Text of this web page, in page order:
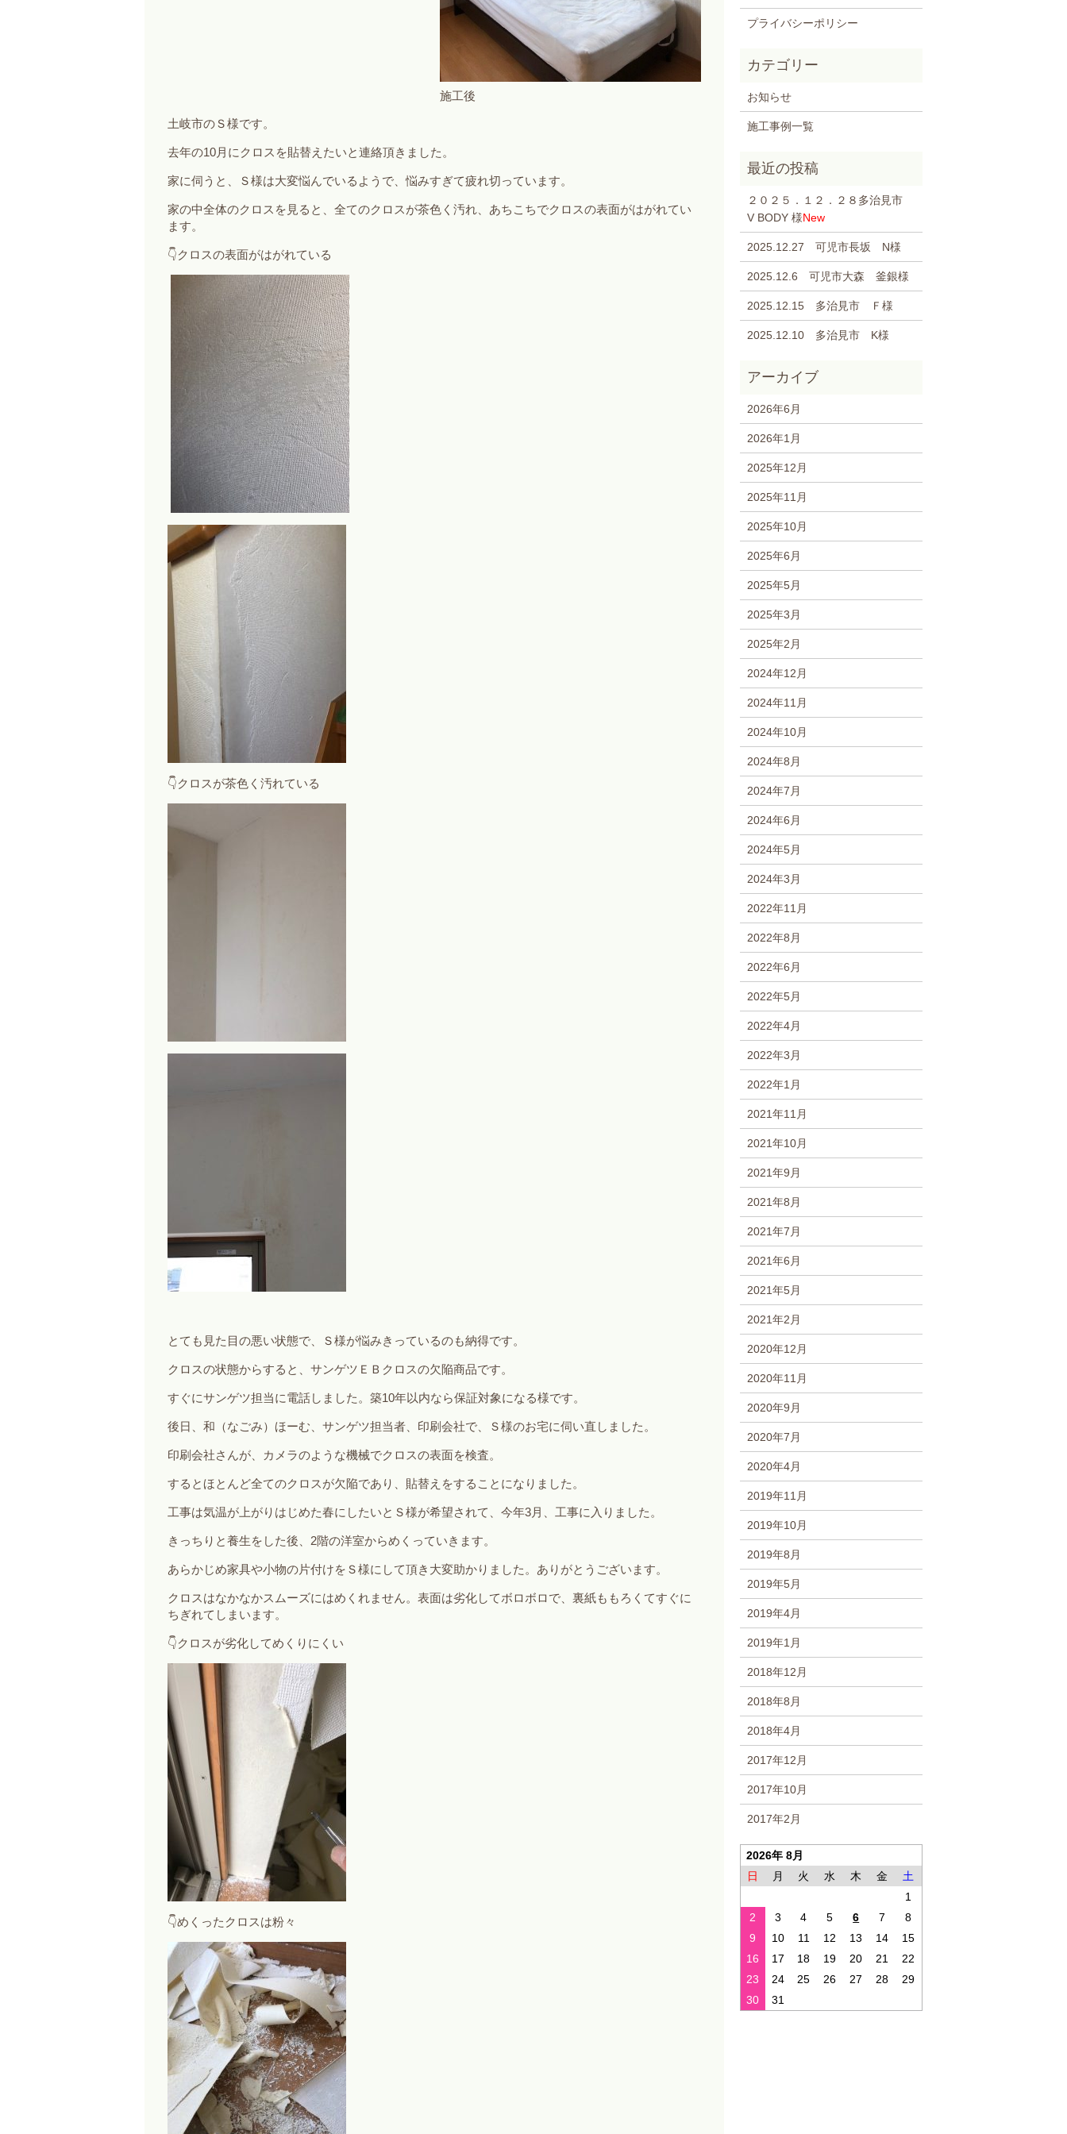
施工後
土岐市のＳ様です。
去年の10月にクロスを貼替えたいと連絡頂きました。
家に伺うと、Ｓ様は大変悩んでいるようで、悩みすぎて疲れ切っています。
家の中全体のクロスを見ると、全てのクロスが茶色く汚れ、あちこちでクロスの表面がはがれてい
ます。
👇クロスの表面がはがれている
👇クロスが茶色く汚れている
とても見た目の悪い状態で、Ｓ様が悩みきっているのも納得です。
クロスの状態からすると、サンゲツＥＢクロスの欠陥商品です。
すぐにサンゲツ担当に電話しました。築10年以内なら保証対象になる様です。
後日、和（なごみ）ほーむ、サンゲツ担当者、印刷会社で、Ｓ様のお宅に伺い直しました。
印刷会社さんが、カメラのような機械でクロスの表面を検査。
するとほとんど全てのクロスが欠陥であり、貼替えをすることになりました。
工事は気温が上がりはじめた春にしたいとＳ様が希望されて、今年3月、工事に入りました。
きっちりと養生をした後、2階の洋室からめくっていきます。
あらかじめ家具や小物の片付けをＳ様にして頂き大変助かりました。ありがとうございます。
クロスはなかなかスムーズにはめくれません。表面は劣化してボロボロで、裏紙ももろくてすぐに
ちぎれてしまいます。
👇クロスが劣化してめくりにくい
👇めくったクロスは粉々
プライバシーポリシー
お知らせ
施工事例一覧
２０２５．１２．２８多治見市
V BODY 様New
2025.12.27 可児市長坂 N様
2025.12.6 可児市大森 釜銀様
2025.12.15 多治見市 Ｆ様
2025.12.10 多治見市 K様
2026年6月
2026年1月
2025年12月
2025年11月
2025年10月
2025年6月
2025年5月
2025年3月
2025年2月
2024年12月
2024年11月
2024年10月
2024年8月
2024年7月
2024年6月
2024年5月
2024年3月
2022年11月
2022年8月
2022年6月
2022年5月
2022年4月
2022年3月
2022年1月
2021年11月
2021年10月
2021年9月
2021年8月
2021年7月
2021年6月
2021年5月
2021年2月
2020年12月
2020年11月
2020年9月
2020年7月
2020年4月
2019年11月
2019年10月
2019年8月
2019年5月
2019年4月
2019年1月
2018年12月
2018年8月
2018年4月
2017年12月
2017年10月
2017年2月
2026年 8月
日
月 火 水 木 金
土
1
2
3 4 5 6 7
8
9
10 11 12 13 14
15
16
17 18 19 20 21
22
23
24 25 26 27 28
29
30
31